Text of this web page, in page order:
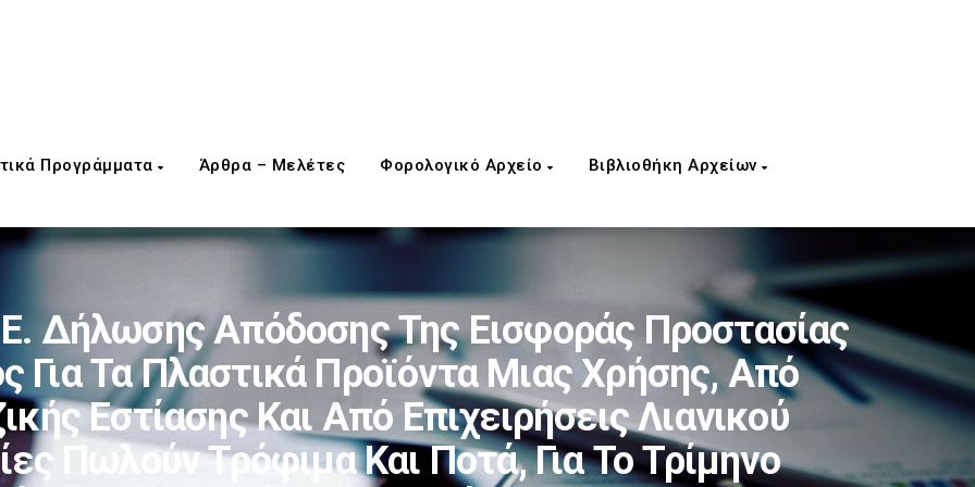
Προγράμματα Άρθρα – Μελέτες Φορολογικό Αρχείο Βιβλιοθήκη Αρχείων
Δήλωσης Απόδοσης Της Εισφοράς Προστασίας
Για Τα Πλαστικά Προϊόντα Μιας Χρήσης, Από
Εστίασης Και Από Επιχειρήσεις Λιανικού
Πωλούν Τρόφιμα Και Ποτά, Για Το Τρίμηνο